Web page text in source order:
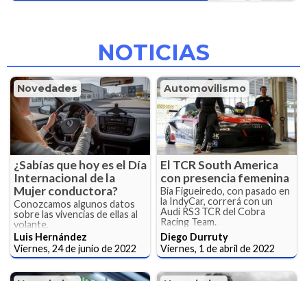
NOTICIAS
Novedades
¿Sabías que hoy es el Día
Internacional de la
Mujer conductora?
Conozcamos algunos datos
sobre las vivencias de ellas al
volante.
Luis Hernández
Viernes, 24 de junio de 2022
Automovilismo
El TCR South America
con presencia femenina
Bia Figueiredo, con pasado en
la IndyCar, correrá con un
Audi RS3 TCR del Cobra
Racing Team.
Diego Durruty
Viernes, 1 de abril de 2022